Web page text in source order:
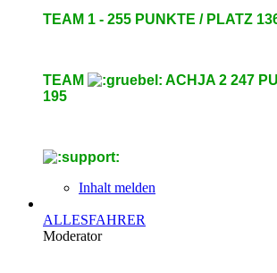
TEAM 1 - 255 PUNKTE / PLATZ
TEAM
ACHJA 2 247
195
Inhalt melden
ALLESFAHRER
Moderator